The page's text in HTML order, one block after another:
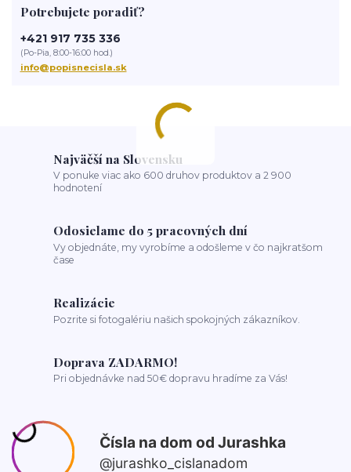
salón
salón krásy reštaurácia
Potrebujete poradiť?
+421 917 735 336
(Po-Pia, 8:00-16:00 hod.)
info@popisnecisla.sk
Najväčší na Slovensku
V ponuke viac ako 600 druhov produktov a 2 900
hodnotení
Odosielame do 5 pracovných dní
Vy objednáte, my vyrobíme a odošleme v čo najkratšom
čase
Realizácie
Pozrite si fotogalériu našich spokojných zákazníkov.
Doprava ZADARMO!
Pri objednávke nad 50€ dopravu hradíme za Vás!